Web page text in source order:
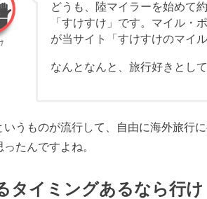
どうも、陸マイラーを始めて
「すけすけ」です。マイル・
が当サイト「すけすけのマイ
なんとなんと、旅行好きとし
いうものが流行して、自由に海外旅行
たんですよね。
タイミングあるなら行け